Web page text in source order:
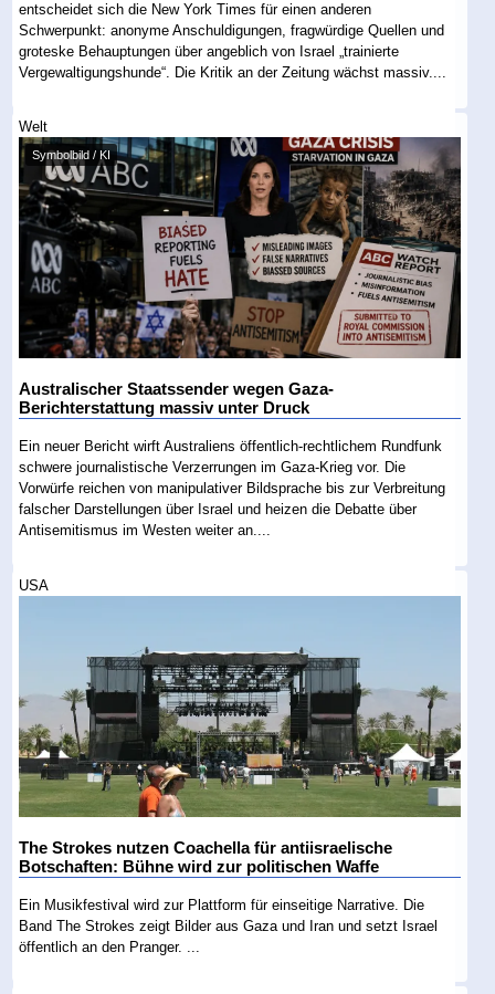
entscheidet sich die New York Times für einen anderen
Schwerpunkt: anonyme Anschuldigungen, fragwürdige Quellen und
groteske Behauptungen über angeblich von Israel „trainierte
Vergewaltigungshunde“. Die Kritik an der Zeitung wächst massiv....
Welt
Symbolbild / KI
Australischer Staatssender wegen Gaza-
Berichterstattung massiv unter Druck
Ein neuer Bericht wirft Australiens öffentlich-rechtlichem Rundfunk
schwere journalistische Verzerrungen im Gaza-Krieg vor. Die
Vorwürfe reichen von manipulativer Bildsprache bis zur Verbreitung
falscher Darstellungen über Israel und heizen die Debatte über
Antisemitismus im Westen weiter an....
USA
The Strokes nutzen Coachella für antiisraelische
Botschaften: Bühne wird zur politischen Waffe
Ein Musikfestival wird zur Plattform für einseitige Narrative. Die
Band The Strokes zeigt Bilder aus Gaza und Iran und setzt Israel
öffentlich an den Pranger. ...